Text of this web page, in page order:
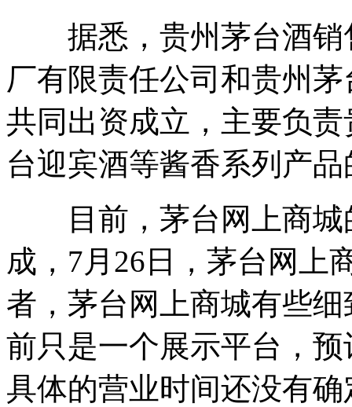
据悉，贵州茅台酒销
厂有限责任公司和贵州
共同出资成立，主要负
台迎宾酒等酱香系列产
目前，茅台网上商城
成，7月26日，茅台网上
者，茅台网上商城有些
前只是一个展示平台，
具体的营业时间还没有确